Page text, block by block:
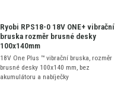
Ryobi RPS18-0 18V ONE+ vibrační
bruska rozměr brusné desky
100x140mm
18V One Plus ™ vibrační bruska, rozměr
brusné desky 100x140 mm, bez
akumulátoru a nabíječky